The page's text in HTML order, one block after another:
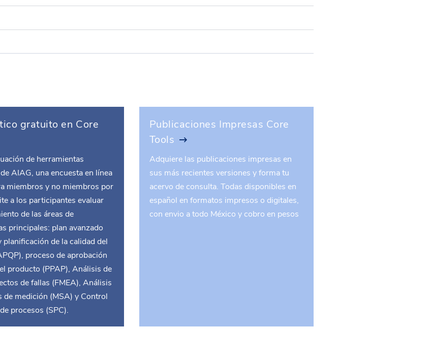
gratuito en Core
de herramientas
AIAG, una encuesta en línea
miembros y no miembros por
a los participantes evaluar
de las áreas de
principales: plan avanzado
planificación de la calidad del
proceso de aprobación
producto (PPAP), Análisis de
de fallas (FMEA), Análisis
de medición (MSA) y Control
procesos (SPC).
Publicaciones Impresas Core
Tools
Adquiere las publicaciones impresas en
sus más recientes versiones y forma tu
acervo de consulta. Todas disponibles en
español en formatos impresos o digitales,
con envio a todo México y cobro en pesos